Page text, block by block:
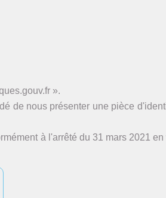
».
de nous présenter une pièce
à l'arrêté du 31 mars 2021